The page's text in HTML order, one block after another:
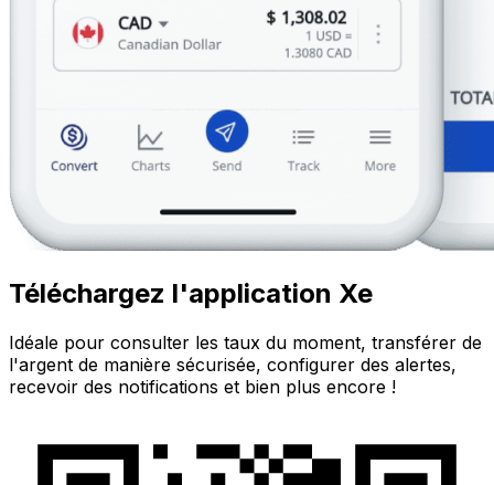
Téléchargez l'application Xe
Idéale pour consulter les taux du moment, transférer de
l'argent de manière sécurisée, configurer des alertes,
recevoir des notifications et bien plus encore !